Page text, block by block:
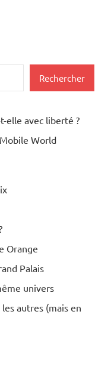
Rechercher
elle avec liberté ?
World
Orange
Palais
univers
autres (mais en